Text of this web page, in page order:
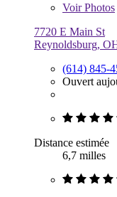
VoirPhotos
7720 E Main St
Reynoldsburg,
(614) 845-
Ouvert
Distance estimée
6,7 milles